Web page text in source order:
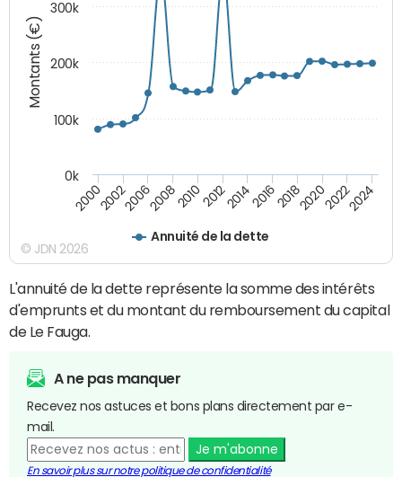
Montants (€)
Annuité de la dette
200020022006200820102012201420162018202020222024
0k
100k
200k
300k
© JDN 2026
L'annuité de la dette représente la somme des intérêts
d'emprunts et du montant du remboursement du capital
de Le Fauga.
A ne pas manquer
Recevez nos astuces et bons plans directement par e-
mail.
Je m'abonne
En savoir plus sur notre politique de confidentialité